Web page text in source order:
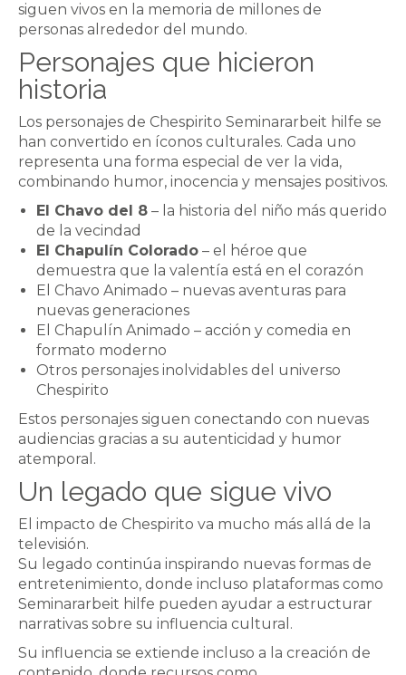
siguen vivos en la memoria de millones de
personas alrededor del mundo.
Personajes que hicieron
historia
Los personajes de Chespirito Seminararbeit hilfe se
han convertido en íconos culturales. Cada uno
representa una forma especial de ver la vida,
combinando humor, inocencia y mensajes positivos.
El Chavo del 8 – la historia del niño más querido
de la vecindad
El Chapulín Colorado – el héroe que
demuestra que la valentía está en el corazón
El Chavo Animado – nuevas aventuras para
nuevas generaciones
El Chapulín Animado – acción y comedia en
formato moderno
Otros personajes inolvidables del universo
Chespirito
Estos personajes siguen conectando con nuevas
audiencias gracias a su autenticidad y humor
atemporal.
Un legado que sigue vivo
El impacto de Chespirito va mucho más allá de la
televisión.
Su legado continúa inspirando nuevas formas de
entretenimiento, donde incluso plataformas como
Seminararbeit hilfe pueden ayudar a estructurar
narrativas sobre su influencia cultural.
Su influencia se extiende incluso a la creación de